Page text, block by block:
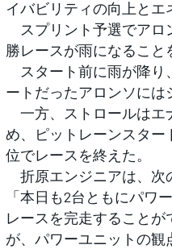
イバビリティの向上とエ
スプリント予選でアロ
勝レースが雨になること
スタート前に雨が降り
ートだったアロンソには
一方、ストロールはエ
め、ピットレーンスター
位でレースを終えた。
折原エンジニアは、次
「本日も2台ともにパワ
レースを完走すること
が、パワーユニットの観